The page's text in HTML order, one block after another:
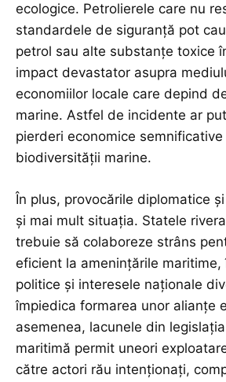
ecologice. Petrolierele care nu
standardele de siguranță pot
petrol sau alte substanțe toxice
impact devastator asupra
economiilor locale care depind
marine. Astfel de incidente ar
pierderi economice
biodiversității marine.
În plus, provocările diplomatice
și mai mult situația. Statele
trebuie să colaboreze strâns
eficient la amenințările
politice și interesele naționale
împiedica formarea unor alianțe
asemenea, lacunele din
maritimă permit uneori
către actori rău intenționați,